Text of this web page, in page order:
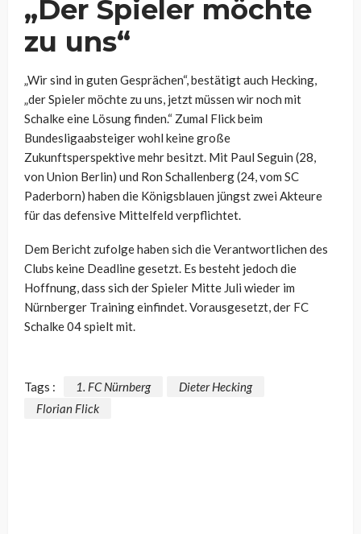
„Der Spieler möchte
zu uns“
„Wir sind in guten Gesprächen“, bestätigt auch Hecking,
„der Spieler möchte zu uns, jetzt müssen wir noch mit
Schalke eine Lösung finden.“ Zumal Flick beim
Bundesligaabsteiger wohl keine große
Zukunftsperspektive mehr besitzt. Mit Paul Seguin (28,
von Union Berlin) und Ron Schallenberg (24, vom SC
Paderborn) haben die Königsblauen jüngst zwei Akteure
für das defensive Mittelfeld verpflichtet.
Dem Bericht zufolge haben sich die Verantwortlichen des
Clubs keine Deadline gesetzt. Es besteht jedoch die
Hoffnung, dass sich der Spieler Mitte Juli wieder im
Nürnberger Training einfindet. Vorausgesetzt, der FC
Schalke 04 spielt mit.
Tags : 1. FC Nürnberg
Dieter Hecking
Florian Flick